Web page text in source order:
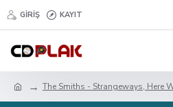
GIRIŞ KAYIT
The Smiths - Strangeways, Here